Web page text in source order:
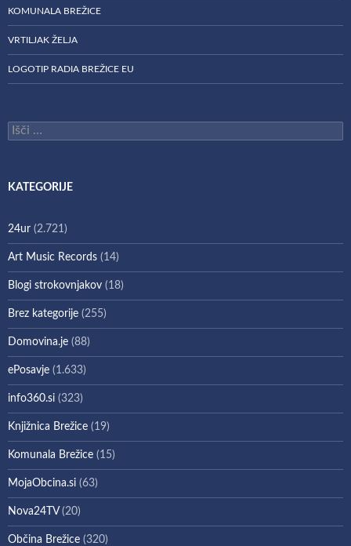
KOMUNALA BREŽICE
VRTILJAK ŽELJA
LOGOTIP RADIA BREŽICE EU
Išči:
KATEGORIJE
24ur (2.721)
Art Music Records (14)
Blogi strokovnjakov (18)
Brez kategorije (255)
Domovina.je (88)
ePosavje (1.633)
info360.si (323)
Knjižnica Brežice (19)
Komunala Brežice (15)
MojaObcina.si (63)
Nova24TV(20)
Občina Brežice (320)